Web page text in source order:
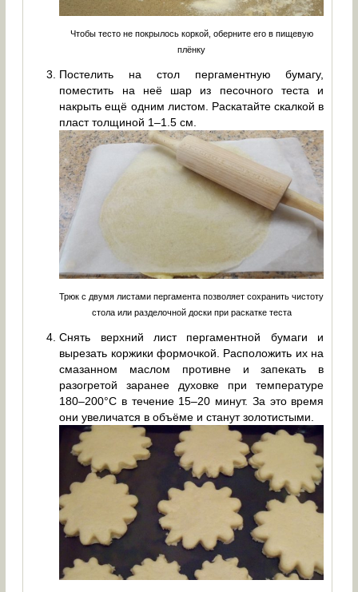
Чтобы тесто не покрылось коркой, оберните его в пищевую
плёнку
Постелить на стол пергаментную бумагу,
поместить на неё шар из песочного теста и
накрыть ещё одним листом. Раскатайте скалкой в
пласт толщиной 1–1.5 см.
Трюк с двумя листами пергамента позволяет сохранить чистоту
стола или разделочной доски при раскатке теста
Снять верхний лист пергаментной бумаги и
вырезать коржики формочкой. Расположить их на
смазанном маслом противне и запекать в
разогретой заранее духовке при температуре
180–200°C в течение 15–20 минут. За это время
они увеличатся в объёме и станут золотистыми.